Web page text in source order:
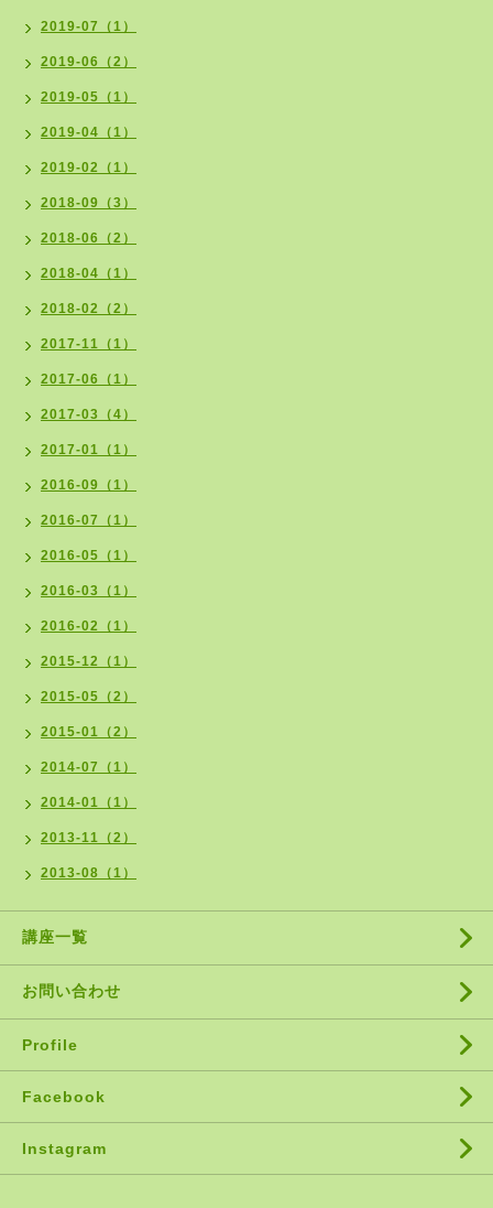
2019-07（1）
2019-06（2）
2019-05（1）
2019-04（1）
2019-02（1）
2018-09（3）
2018-06（2）
2018-04（1）
2018-02（2）
2017-11（1）
2017-06（1）
2017-03（4）
2017-01（1）
2016-09（1）
2016-07（1）
2016-05（1）
2016-03（1）
2016-02（1）
2015-12（1）
2015-05（2）
2015-01（2）
2014-07（1）
2014-01（1）
2013-11（2）
2013-08（1）
講座一覧
お問い合わせ
Profile
Facebook
Instagram